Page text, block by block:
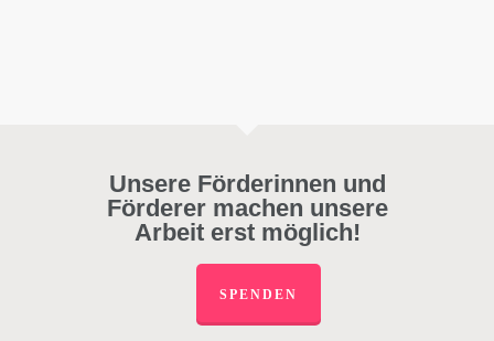
Unsere Förderinnen und
Förderer machen unsere
Arbeit erst möglich!
SPENDEN